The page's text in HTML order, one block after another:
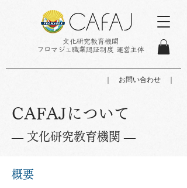
｜ お問い合わせ ｜
文化研究教育機関
フロマジェ職業認証制度 運営主体
​CAFAJについて
— 文化研究教育機関 —
概要